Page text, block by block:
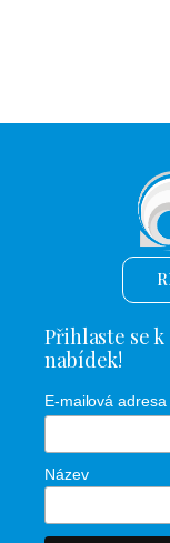
Přihlaste se
nabídek!
E-mailová adresa
Název